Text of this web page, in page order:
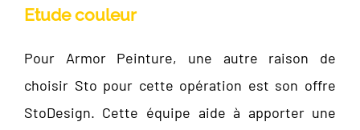
Etude couleur
Pour Armor Peinture, une autre raison de
choisir Sto pour cette opération est son offre
StoDesign. Cette équipe aide à apporter une